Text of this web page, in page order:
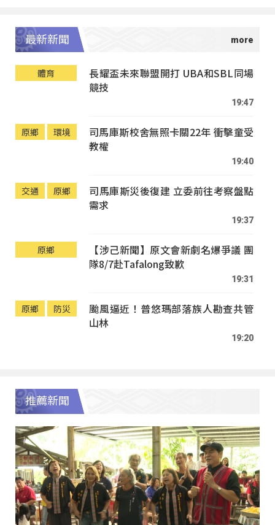
最新新聞
體育
長耀盃未來聯盟開打 UBA和SBL同場
競技
19:47
原鄉 環境
司馬庫斯校舍無照卡關22年 衝擊童受
教權
19:40
交通 原鄉
司馬庫斯災後復建 立委前往考察盤點
需求
19:37
原鄉
【涉己新聞】原文會新劇名爆爭議 團
隊8/7赴Tafalong致歉
19:31
原鄉 防災
颱風逼近！普悠瑪部落族人勘查共管
山林
19:20
推薦新聞